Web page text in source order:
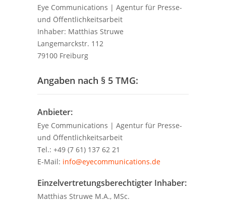
Eye Communications | Agentur für Presse-
und Öffentlichkeitsarbeit
Inhaber: Matthias Struwe
Langemarckstr. 112
79100 Freiburg
Angaben nach § 5 TMG:
Anbieter:
Eye Communications | Agentur für Presse-
und Öffentlichkeitsarbeit
Tel.: +49 (7 61) 137 62 21
E-Mail: info@eyecommunications.de
Einzelvertretungsberechtigter Inhaber:
Matthias Struwe M.A., MSc.